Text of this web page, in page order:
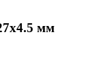
мм